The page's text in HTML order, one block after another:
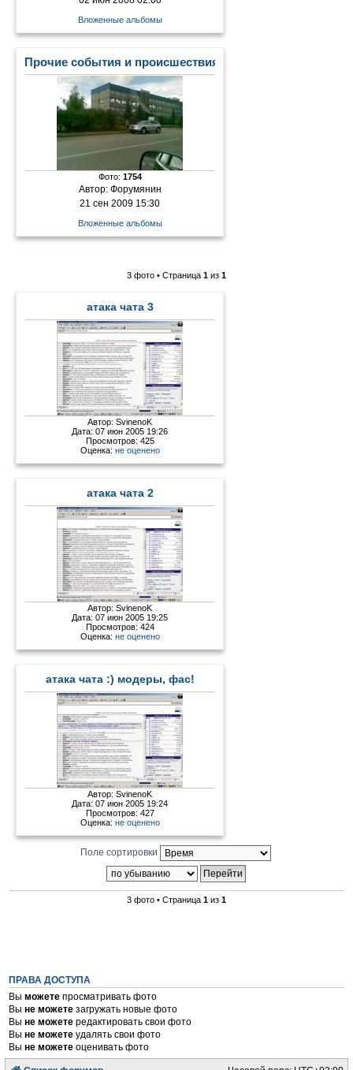
Вложенные альбомы
Прочие события и происшествия
Фото: 1754
Автор: Форумянин
21 сен 2009 15:30
Вложенные альбомы
3 фото • Страница 1 из 1
атака чата 3
Автор:SvinenoK
Дата: 07 июн 2005 19:26
Просмотров: 425
Оценка: не оценено
атака чата 2
Автор:SvinenoK
Дата: 07 июн 2005 19:25
Просмотров: 424
Оценка: не оценено
атака чата :) модеры, фас!
Автор:SvinenoK
Дата: 07 июн 2005 19:24
Просмотров: 427
Оценка: не оценено
Поле сортировки
3 фото • Страница 1 из 1
ПРАВА ДОСТУПА
Выможете просматривать фото
Выне можете загружать новые фото
Выне можете редактировать свои фото
Выне можете удалять свои фото
Выне можете оценивать фото